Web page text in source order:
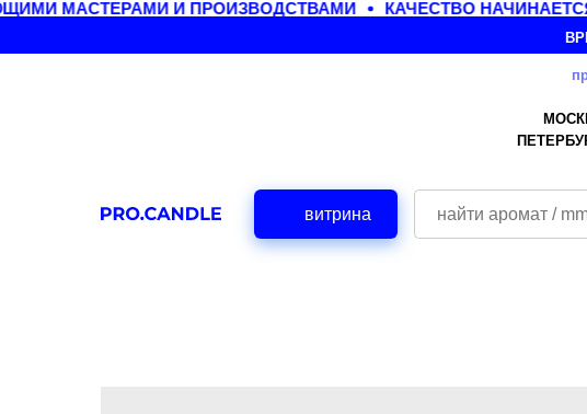
МАСТЕРАМИ И ПРОИЗВОДСТВАМИ КАЧЕСТВО
витрина